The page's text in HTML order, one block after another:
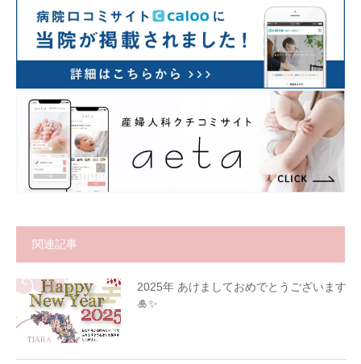
関連記事
2025年 あけましておめでとうございます
🎍✨